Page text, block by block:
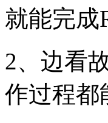
就能完成
2、边看
作过程都